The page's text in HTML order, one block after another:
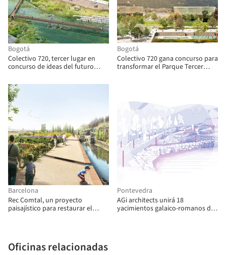
Bogotá
Colectivo 720, tercer lugar en
concurso de ideas del futuro
Bogotá
Colectivo 720 gana concurso para
transformar el Parque Tercer
Barcelona
Rec Comtal, un proyecto
paisajístico para restaurar el
Oficinas relacionadas
Pontevedra
AGi architects unirá 18
yacimientos galaico-romanos de